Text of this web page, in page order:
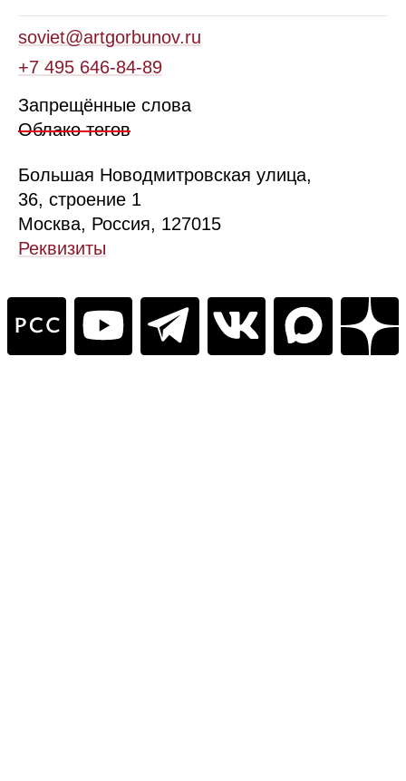
soviet@artgorbunov.ru
+7 495 646‑84‑89
Запрещённые слова
Облако тегов
Большая Новодмитровская улица,
36, строение 1
Москва, Россия, 127015
Реквизиты